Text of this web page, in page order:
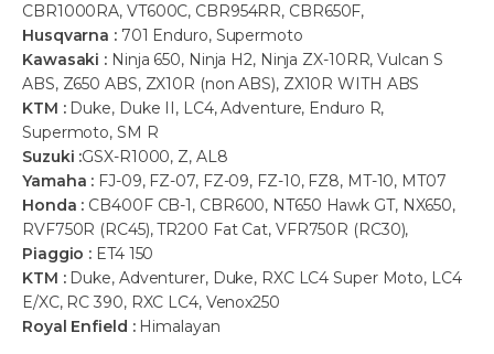
CBR1000RA, VT600C, CBR954RR, CBR650F,
Husqvarna :701 Enduro, Supermoto
Kawasaki : Ninja 650, Ninja H2, Ninja ZX-10RR, Vulcan S
ABS, Z650 ABS, ZX10R (non ABS), ZX10R WITH ABS
KTM :Duke, Duke II, LC4, Adventure, Enduro R,
Supermoto, SM R
Suzuki :GSX-R1000, Z, AL8
Yamaha : FJ-09, FZ-07, FZ-09, FZ-10, FZ8, MT-10, MT07
Honda : CB400F CB-1, CBR600, NT650 Hawk GT, NX650,
RVF750R (RC45), TR200 Fat Cat, VFR750R (RC30),
Piaggio : ET4 150
KTM :Duke, Adventurer, Duke, RXC LC4 Super Moto, LC4
E/XC, RC 390, RXC LC4, Venox250
Royal Enfield :Himalayan